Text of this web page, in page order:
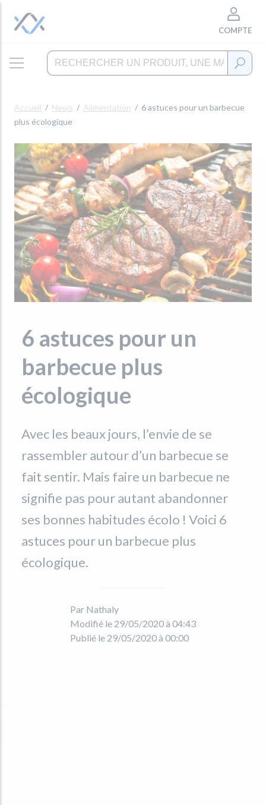
COMPTE
Accueil News Alimentation
6 astuces pour un barbecue
plus écologique
6 astuces pour un
barbecue plus
écologique
Avec les beaux jours, l’envie de se
rassembler autour d’un barbecue se
fait sentir. Mais faire un barbecue ne
signifie pas pour autant abandonner
ses bonnes habitudes écolo ! Voici 6
astuces pour un barbecue plus
écologique.
Par Nathaly
Modifié le 29/05/2020 à 04:43
Publié le 29/05/2020 à 00:00